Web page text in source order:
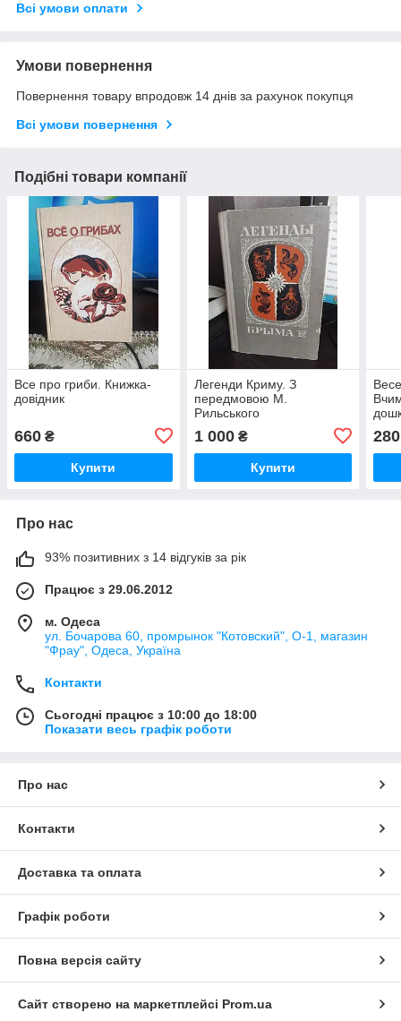
Всі умови оплати
Умови повернення
Повернення товару впродовж 14 днів за рахунок покупця
Всі умови повернення
Подібні товари компанії
Все про гриби. Книжка-
довідник
660 ₴
Купити
Легенди Криму. З
передмовою М.
Рильського
1 000₴
Купити
280
Про нас
93% позитивних з 14 відгуків за рік
Працює з 29.06.2012
м. Одеса
ул. Бочарова 60, промрынок "Котовский", О-1, магазин
"Фрау", Одеса, Україна
Контакти
Сьогодні працює з 10:00 до 18:00
Показати весь графік роботи
Про нас
Контакти
Доставка та оплата
Графік роботи
Повна версія сайту
Сайт створено на маркетплейсі Prom.ua